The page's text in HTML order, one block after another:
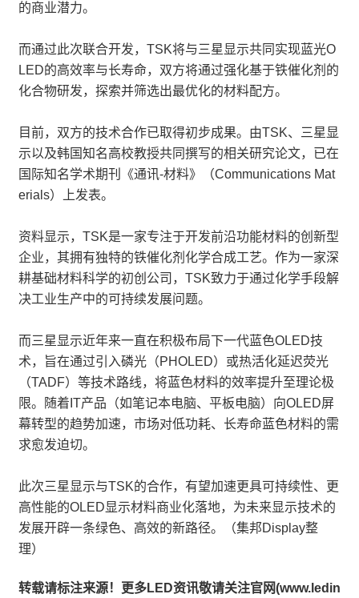
的商业潜力。
而通过此次联合开发，TSK将与三星显示共同实现蓝光O
LED的高效率与长寿命，双方将通过强化基于铁催化剂的
化合物研发，探索并筛选出最优化的材料配方。
目前，双方的技术合作已取得初步成果。由TSK、三星显
示以及韩国知名高校教授共同撰写的相关研究论文，已在
国际知名学术期刊《通讯-材料》（Communications Mat
erials）上发表。
资料显示，TSK是一家专注于开发前沿功能材料的创新型
企业，其拥有独特的铁催化剂化学合成工艺。作为一家深
耕基础材料科学的初创公司，TSK致力于通过化学手段解
决工业生产中的可持续发展问题。
而三星显示近年来一直在积极布局下一代蓝色OLED技
术，旨在通过引入磷光（PHOLED）或热活化延迟荧光
（TADF）等技术路线，将蓝色材料的效率提升至理论极
限。随着IT产品（如笔记本电脑、平板电脑）向OLED屏
幕转型的趋势加速，市场对低功耗、长寿命蓝色材料的需
求愈发迫切。
此次三星显示与TSK的合作，有望加速更具可持续性、更
高性能的OLED显示材料商业化落地，为未来显示技术的
发展开辟一条绿色、高效的新路径。（集邦Display整
理）
转载请标注来源！更多LED资讯敬请关注官网(www.ledin